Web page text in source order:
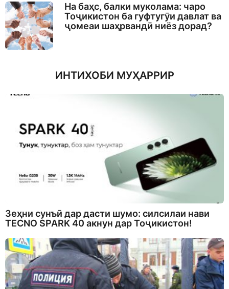
На баҳс, балки муколама: чаро
Тоҷикистон ба гуфтугӯи давлат ва
ҷомеаи шаҳрвандӣ ниёз дорад?
ИНТИХОБИ МУҲАРРИР
Зеҳни сунъӣ дар дасти шумо: силсилаи нави
TECNO SPARK 40 акнун дар Тоҷикистон!